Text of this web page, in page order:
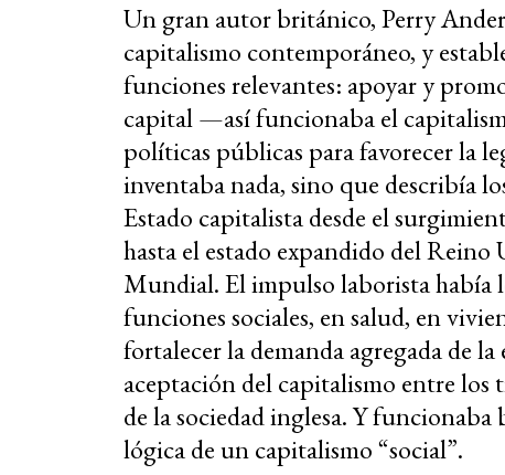
Un gran autor británico, Perry
capitalismo contemporáneo, y
funciones relevantes: apoyar y
capital —así funcionaba el
políticas públicas para favorecer la
inventaba nada, sino que describía
Estado capitalista desde el
hasta el estado expandido del
Mundial. El impulso laborista había
funciones sociales, en salud, en
fortalecer la demanda agregada de
aceptación del capitalismo entre los
de la sociedad inglesa. Y
lógica de un capitalismo “social”.